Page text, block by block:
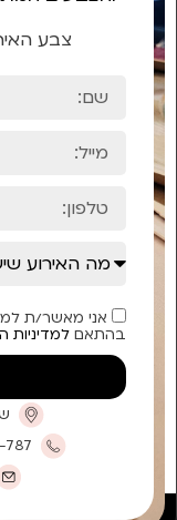
צבע
אני מאשר/ת
בהתאם למדיניות
787